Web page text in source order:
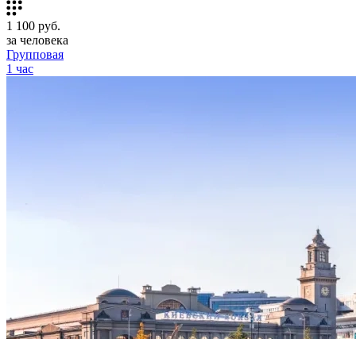
1 100 руб.
за человека
Групповая
1 час